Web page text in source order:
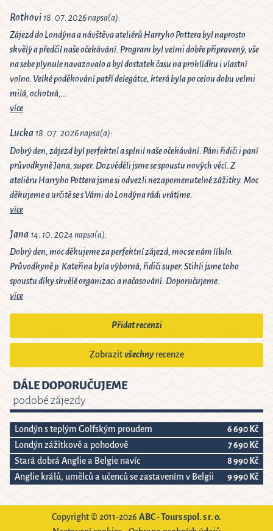
Rothovi18. 07. 2026 napsa(a):
Zájezd do Londýna a návštěva ateliérů Harryho Pottera byl naprosto
skvělý a předčil naše očekávání. Program byl velmi dobře připravený, vše
na sebe plynule navazovalo a byl dostatek času na prohlídku i vlastní
volno. Velké poděkování patří delegátce, která byla po celou dobu velmi
milá, ochotná,…
více
Lucka18. 07. 2026 napsa(a):
Dobrý den, zájezd byl perfektní a splnil naše očekávání. Páni řidiči i paní
průvodkyně Jana, super. Dozvěděli jsme se spoustu nových věcí. Z
ateliéru Harryho Pottera jsme si odvezli nezapomenutelné zážitky. Moc
děkujeme a určitě se s Vámi do Londýna rádi vrátíme.
více
Jana14. 10. 2024 napsa(a):
Dobrý den, moc děkujeme za perfektní zájezd, moc se nám líbilo.
Průvodkyně p. Kateřina byla výborná, řidiči super. Stihli jsme toho
spoustu díky skvělé organizaci a načasování. Doporučujeme.
více
Přidat recenzi
Zobrazit všechnyrecenze
DÁLE DOPORUČUJEME
podobé zájezdy
Londýn s teplým Golfským proudem
6 690 Kč
Londýn zážitkově a pohodově
7 690 Kč
Stará dobrá Anglie a Belgie navíc
8 990 Kč
Anglie králů, umělců a učenců se zastavením v Belgii
9 990 Kč
Copyright © 2011-2026 ABC - Tours spol. s r. o.